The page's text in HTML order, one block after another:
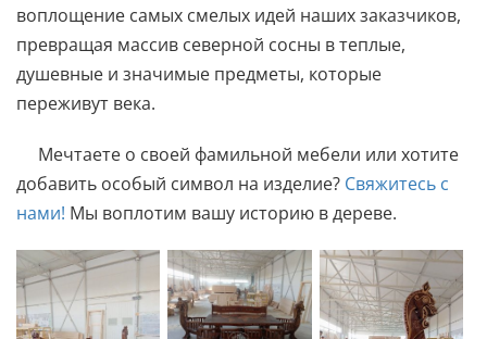
воплощение самых смелых идей наших заказчиков,
превращая массив северной сосны в теплые,
душевные и значимые предметы, которые
переживут века.
Мечтаете о своей фамильной мебели или хотите
добавить особый символ на изделие? Свяжитесь с
нами! Мы воплотим вашу историю в дереве.